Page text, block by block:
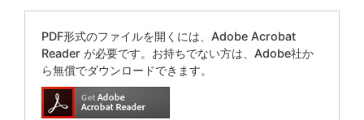
PDF形式のファイルを開くには、Adobe Acrobat
Reader が必要です。お持ちでない方は、Adobe社か
ら無償でダウンロードできます。